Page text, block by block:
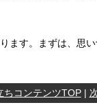
ます。まずは、思
ちコンテンツTOP|